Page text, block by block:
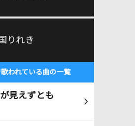
りれき
われている曲の一覧
見えずとも